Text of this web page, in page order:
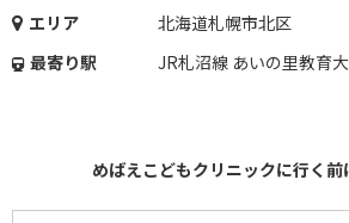
エリア
北海道札幌市北区
最寄り駅
JR札沼線 あいの里教育
めばえこどもクリニックに行く前